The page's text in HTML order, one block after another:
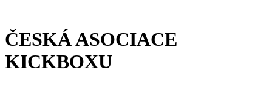
obsahu
ČESKÁ ASOCIACE
KICKBOXU